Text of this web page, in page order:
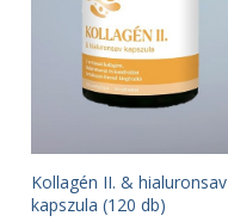
Kollagén II. & hialuronsav
kapszula (120 db)